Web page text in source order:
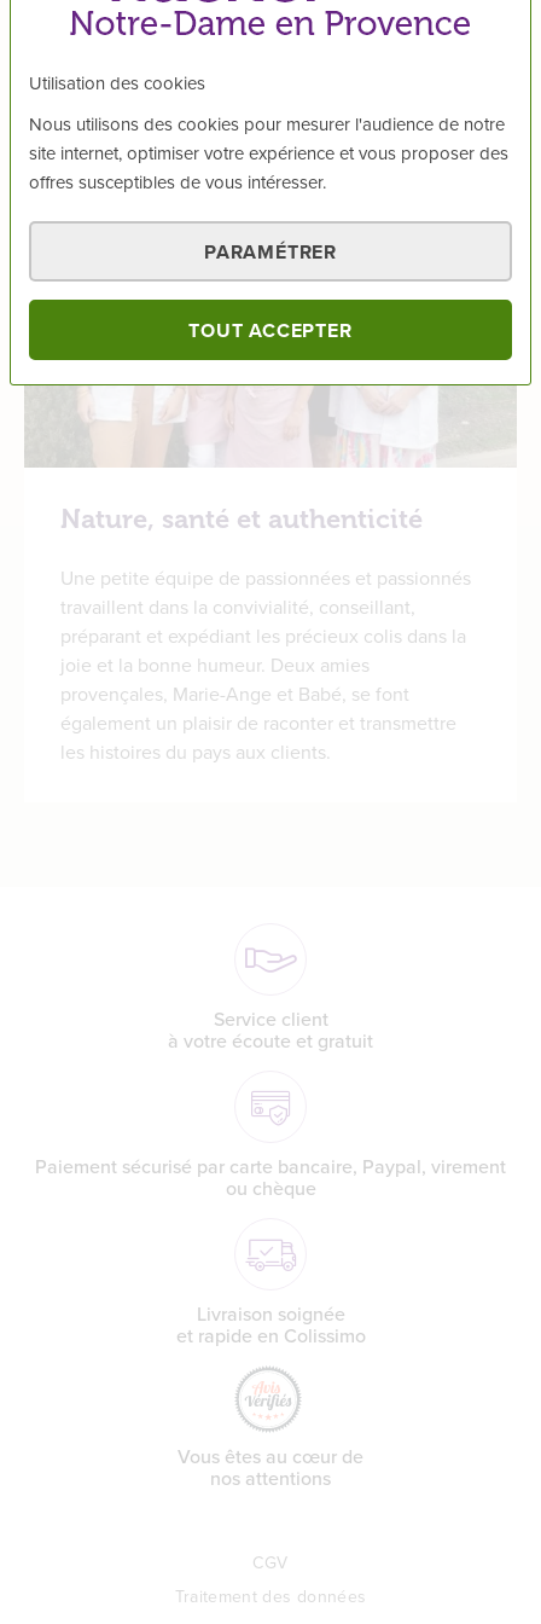
Utilisation des cookies
Nous utilisons des cookies pour mesurer l'audience de notre
site internet, optimiser votre expérience et vous proposer des
offres susceptibles de vous intéresser.
PARAMÉTRER
TOUT ACCEPTER
Nature, santé et authenticité
Une petite équipe de passionnées et passionnés
travaillent dans la convivialité, conseillant,
préparant et expédiant les précieux colis dans la
joie et la bonne humeur. Deux amies
provençales, Marie-Ange et Babé, se font
également un plaisir de raconter et transmettre
les histoires du pays aux clients.
Service client
à votre écoute et gratuit
Paiement sécurisé par carte bancaire, Paypal, virement
ou chèque
Livraison soignée
et rapide en Colissimo
Vous êtes au cœur de
nos attentions
CGV
Traitement des données